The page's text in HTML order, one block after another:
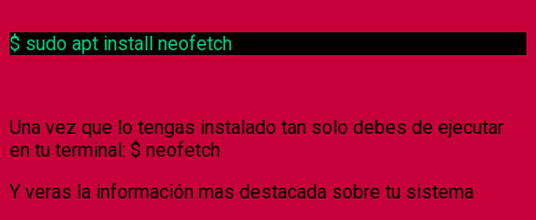
$ sudo apt install neofetch
Una vez que lo tengas instalado tan solo debes de ejecutar
en tu terminal: $ neofetch
Y veras la información mas destacada sobre tu sistema